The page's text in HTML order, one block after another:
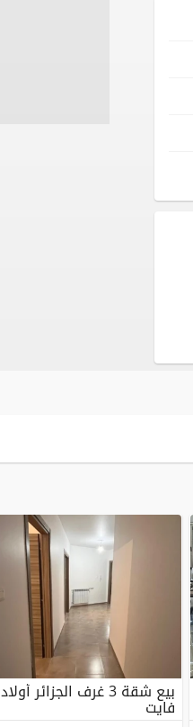
بيع شقة 3 غرف الجزائر أولاد
فايت